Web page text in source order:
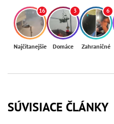
16
Najčítanejšie
3
Domáce
6
Zahraničné
SÚVISIACE ČLÁNKY